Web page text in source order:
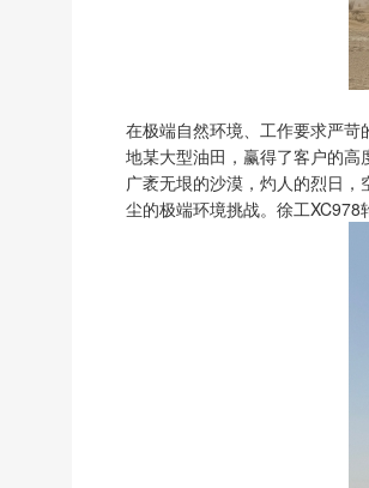
在极端自然环境、工作要求严
地某大型油田，赢得了客户的高
广袤无垠的沙漠，灼人的烈日
尘的极端环境挑战。徐工XC978